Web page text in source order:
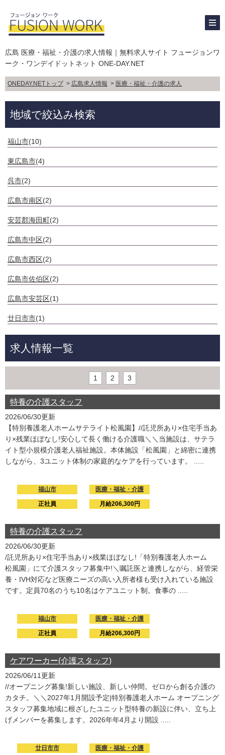
広島 医療・福祉・介護の求人情報｜無料求人サイト フュージョンワ
ーク・ワンデイドットネット ONE-DAY.NET
ONEDAY.NETトップ > 広島求人情報 > 医療・福祉・介護の求人
地域で絞込み検索
福山市(10)
東広島市(4)
呉市(2)
広島市南区(2)
安芸郡海田町(2)
広島市中区(2)
広島市西区(2)
広島市佐伯区(2)
広島市安芸区(1)
廿日市市(1)
求人情報一覧
1 2 3
特養の介護スタッフ
2026/06/30更新
【特別養護老人ホームサテライト松風園】//託児所あり×住宅手当あ
り×残業ほぼなし!安心して長く働ける介護職＼＼当施設は、サテラ
イト型小規模介護老人福祉施設。本体施設「松風園」と綿密に連携
しながら、3ユニット体制の家庭的なケアを行っています。 .....
福山市 医療・福祉・介護
正社員 月給206,300円
特養の介護スタッフ
2026/06/30更新
/託児所あり×住宅手当あり×残業ほぼなし!「特別養護老人ホーム
松風園」にて介護スタッフ募集中!＼嘱託医と連携しながら、経管栄
養・IVH対応など医療ニーズの高い入所者様も受け入れている施設
です。定員70名のうち10名はケアユニット制。食事の .....
福山市 医療・福祉・介護
正社員 月給206,300円
ケアワーカー(介護スタッフ)
2026/06/11更新
//オープニング募集!新しい施設、新しい仲間。ゼロから創る介護の
カタチ。＼＼2027年1月開設予定|特別養護老人ホーム オープニング
スタッフ募集地域に根ざしたユニット型特養の新設に伴い、立ち上
げメンバーを募集します。2026年年4月より開設 .....
廿日市市 医療・福祉・介護